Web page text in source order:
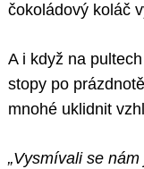
čokoládový koláč
A i když na
stopy po
mnohé uklidnit
„Vysmívali se